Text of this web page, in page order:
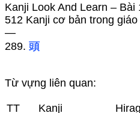
Kanji Look And Learn – Bài
512 Kanji cơ bản trong
—
289. 頭
Từ vựng liên quan:
TT Kanji